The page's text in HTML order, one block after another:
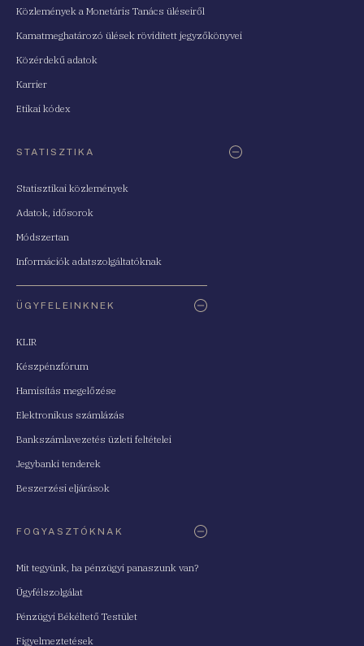
Közlemények a Monetáris Tanács üléseiről
Kamatmeghatározó ülések rövidített jegyzőkönyvei
Közérdekű adatok
Karrier
Etikai kódex
STATISZTIKA
Statisztikai közlemények
Adatok, idősorok
Módszertan
Információk adatszolgáltatóknak
ÜGYFELEINKNEK
KLIR
Készpénzfórum
Hamisítás megelőzése
Elektronikus számlázás
Bankszámlavezetés üzleti feltételei
Jegybanki tenderek
Beszerzési eljárások
FOGYASZTÓKNAK
Mit tegyünk, ha pénzügyi panaszunk van?
Ügyfélszolgálat
Pénzügyi Békéltető Testület
Figyelmeztetések